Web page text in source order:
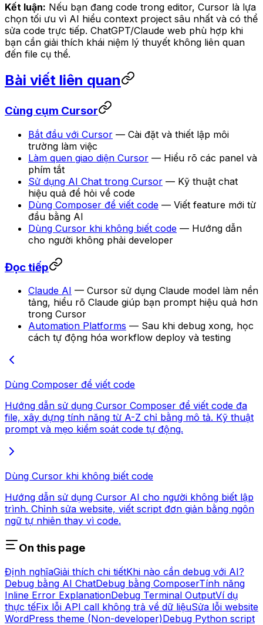
Kết luận: Nếu bạn đang code trong editor, Cursor là lựa
chọn tối ưu vì AI hiểu context project sâu nhất và có thể
sửa code trực tiếp. ChatGPT/Claude web phù hợp khi
bạn cần giải thích khái niệm lý thuyết không liên quan
đến file cụ thể.
Bài viết liên quan
Cùng cụm Cursor
Bắt đầu với Cursor — Cài đặt và thiết lập môi
trường làm việc
Làm quen giao diện Cursor — Hiểu rõ các panel và
phím tắt
Sử dụng AI Chat trong Cursor — Kỹ thuật chat
hiệu quả để hỏi về code
Dùng Composer để viết code — Viết feature mới từ
đầu bằng AI
Dùng Cursor khi không biết code — Hướng dẫn
cho người không phải developer
Đọc tiếp
Claude AI — Cursor sử dụng Claude model làm nền
tảng, hiểu rõ Claude giúp bạn prompt hiệu quả hơn
trong Cursor
Automation Platforms — Sau khi debug xong, học
cách tự động hóa workflow deploy và testing
Dùng Composer để viết code
Hướng dẫn sử dụng Cursor Composer để viết code đa
file, xây dựng tính năng từ A-Z chỉ bằng mô tả. Kỹ thuật
prompt và mẹo kiểm soát code tự động.
Dùng Cursor khi không biết code
Hướng dẫn sử dụng Cursor AI cho người không biết lập
trình. Chỉnh sửa website, viết script đơn giản bằng ngôn
ngữ tự nhiên thay vì code.
On this page
Định nghĩaGiải thích chi tiếtKhi nào cần debug với AI?
Debug bằng AI ChatDebug bằng ComposerTính năng
Inline Error ExplanationDebug Terminal OutputVí dụ
thực tếFix lỗi API call không trả về dữ liệuSửa lỗi website
WordPress theme (Non-developer)Debug Python script